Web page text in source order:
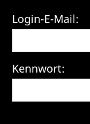
Login-E-Mail:
Kennwort: